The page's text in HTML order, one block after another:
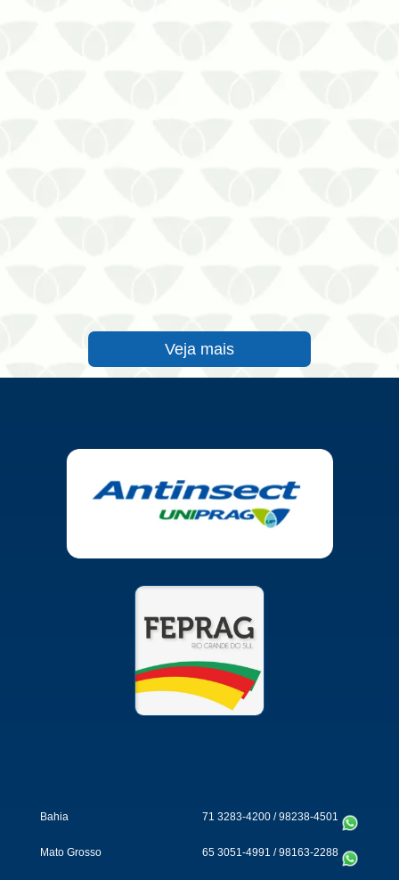
Veja mais
Bahia 71 3283-4200 /98238-4501
Mato Grosso 65 3051-4991 /98163-2288